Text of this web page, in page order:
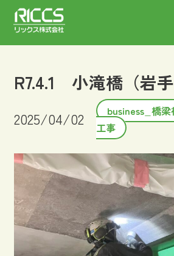
R7.4.1 小滝橋（岩手
2025/04/02
business_橋梁
工事